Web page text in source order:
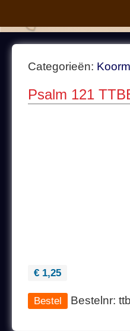
Categorieën:
Psalm 121
€ 1,25
Bestelnr: